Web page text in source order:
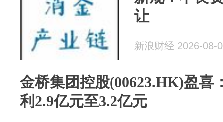
让
新浪财经 2026-08-
金桥集团控股(00623.HK)盈喜
利2.9亿元至3.2亿元